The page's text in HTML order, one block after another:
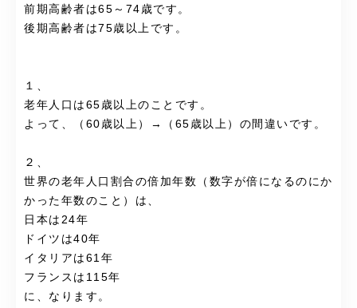
前期高齢者は65～74歳です。
後期高齢者は75歳以上です。
１、
老年人口は65歳以上のことです。
よって、（60歳以上）→（65歳以上）の間違いです。
２、
世界の老年人口割合の倍加年数（数字が倍になるのにか
かった年数のこと）は、
日本は24年
ドイツは40年
イタリアは61年
フランスは115年
に、なります。